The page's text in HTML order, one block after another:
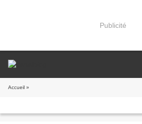
Publicité
Accueil »